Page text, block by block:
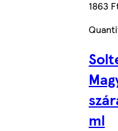
1863
ml